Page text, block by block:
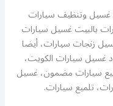
غسيل وتنظيف سيارات
بالبيت غسيل سيارات
زنجات سيارات، أيضا
غسيل سيارات الكويت،
سيارات مضمون، غسيل
تلميع سيارات.